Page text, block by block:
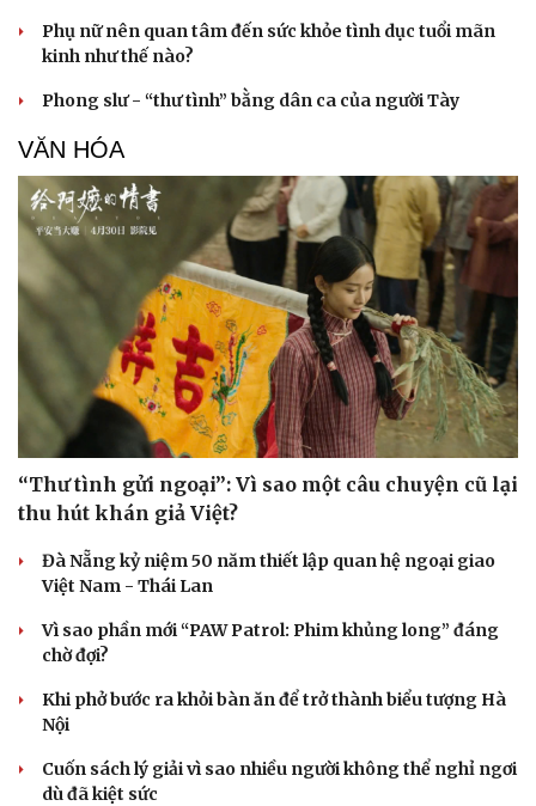
Phụ nữ nên quan tâm đến sức khỏe tình dục tuổi mãn
kinh như thế nào?
Phong slư - “thư tình” bằng dân ca của người Tày
VĂN HÓA
“Thư tình gửi ngoại”: Vì sao một câu chuyện cũ lại
thu hút khán giả Việt?
Đà Nẵng kỷ niệm 50 năm thiết lập quan hệ ngoại giao
Việt Nam - Thái Lan
Vì sao phần mới “PAW Patrol: Phim khủng long” đáng
chờ đợi?
Khi phở bước ra khỏi bàn ăn để trở thành biểu tượng Hà
Nội
Cuốn sách lý giải vì sao nhiều người không thể nghỉ ngơi
dù đã kiệt sức